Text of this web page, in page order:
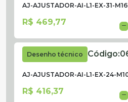
AJ-AJUSTADOR-AI-L1-EX-31-
R$ 469,77
Desenho técnico Código:
AJ-AJUSTADOR-AI-L1-EX-24-
R$ 416,37